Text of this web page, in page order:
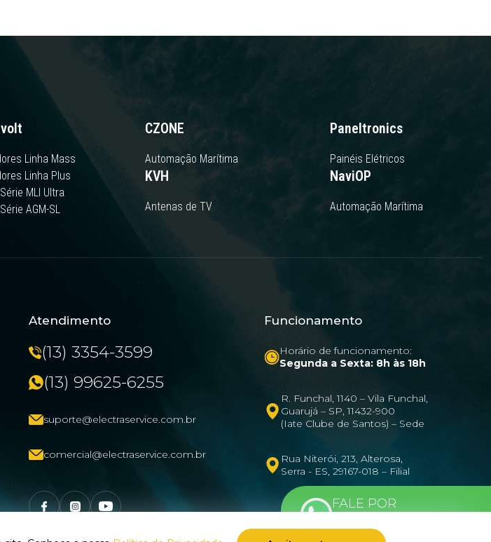
Linha Mass
Linha Plus
MLI Ultra
AGM-SL
CZONE
Automação Marítima
KVH
Antenas de TV
Paneltronics
Painéis Elétricos
NaviOP
Automação Marítima
Atendimento
(13) 3354-3599
(13) 99625-6255
suporte@electraservice.com.br
comercial@electraservice.com.br
Funcionamento
Horário de funcionamento:
Segunda a Sexta: 8h às 18h
R. Funchal, 1140 – Vila Funchal,
Guarujá – SP, 11432-900
(Iate Clube de Santos) – Sede
Rua Niterói, 213, Alterosa,
Serra - ES, 29167-018 – Filial
FALE POR
WHATSAPP